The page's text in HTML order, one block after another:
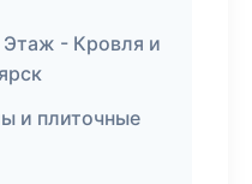
- Кровля и
и плиточные